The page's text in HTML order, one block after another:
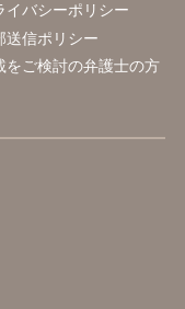
イバシーポリシー
送信ポリシー
をご検討の弁護士の方